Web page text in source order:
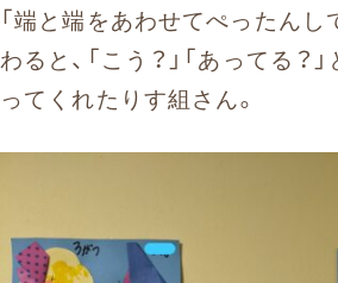
「端と端をあわせてぺったんし
わると、「こう？」「あってる？
ってくれたりす組さん。